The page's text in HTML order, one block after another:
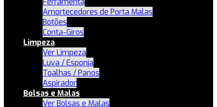
Amortecedores de Porta Malas
Botões
Conta-Giros
Limpeza
Ver Limpeza
Luva / Esponja
Toalhas / Panos
Aspirador
Bolsas e Malas
Ver Bolsas e Malas